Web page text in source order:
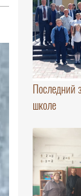
Последний
школе